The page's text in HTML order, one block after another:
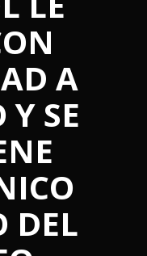
A
SE
DEL